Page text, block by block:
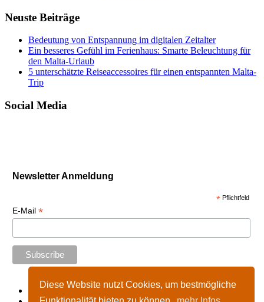
Diese Website nutzt Cookies, um bestmögliche
Neuste Beiträge
Bedeutung von Entspannung im digitalen Zeitalter
Ein besseres Gefühl im Ferienhaus: Smarte Beleuchtung für
den Malta-Urlaub
5 unterschätzte Reiseaccessoires für einen entspannten Malta-
Trip
Social Media
Newsletter Anmeldung
* Pflichtfeld
E-Mail *
Start